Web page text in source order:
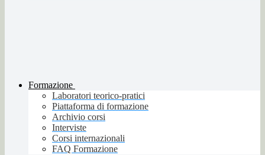
Formazione
Laboratori teorico-pratici
Piattaforma di formazione
Archivio corsi
Interviste
Corsi internazionali
FAQ Formazione